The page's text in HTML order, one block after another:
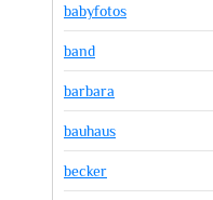
babyfotos
band
barbara
bauhaus
becker